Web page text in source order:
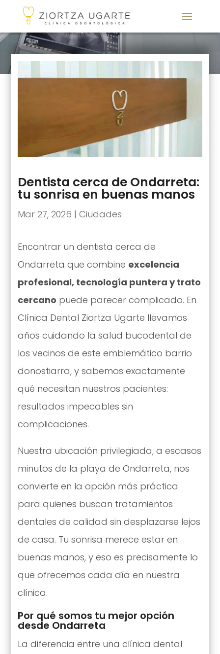
Dentista cerca de Ondarreta:
tu sonrisa en buenas manos
Mar 27, 2026 | Ciudades
Encontrar un dentista cerca de
Ondarreta que combine excelencia
profesional, tecnología puntera y trato
cercano puede parecer complicado. En
Clínica Dental Ziortza Ugarte llevamos
años cuidando la salud bucodental de
los vecinos de este emblemático barrio
donostiarra, y sabemos exactamente
qué necesitan nuestros pacientes:
resultados impecables sin
complicaciones.
Nuestra ubicación privilegiada, a escasos
minutos de la playa de Ondarreta, nos
convierte en la opción más práctica
para quienes buscan tratamientos
dentales de calidad sin desplazarse lejos
de casa. Tu sonrisa merece estar en
buenas manos, y eso es precisamente lo
que ofrecemos cada día en nuestra
clínica.
Por qué somos tu mejor opción
desde Ondarreta
La diferencia entre una clínica dental